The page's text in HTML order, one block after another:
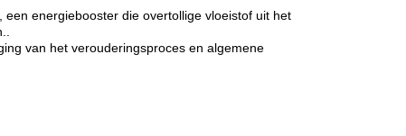
energiebooster die overtollige vloeistof uit het
van het verouderingsproces en algemene